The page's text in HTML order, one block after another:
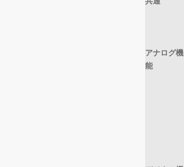
アナログ機
能